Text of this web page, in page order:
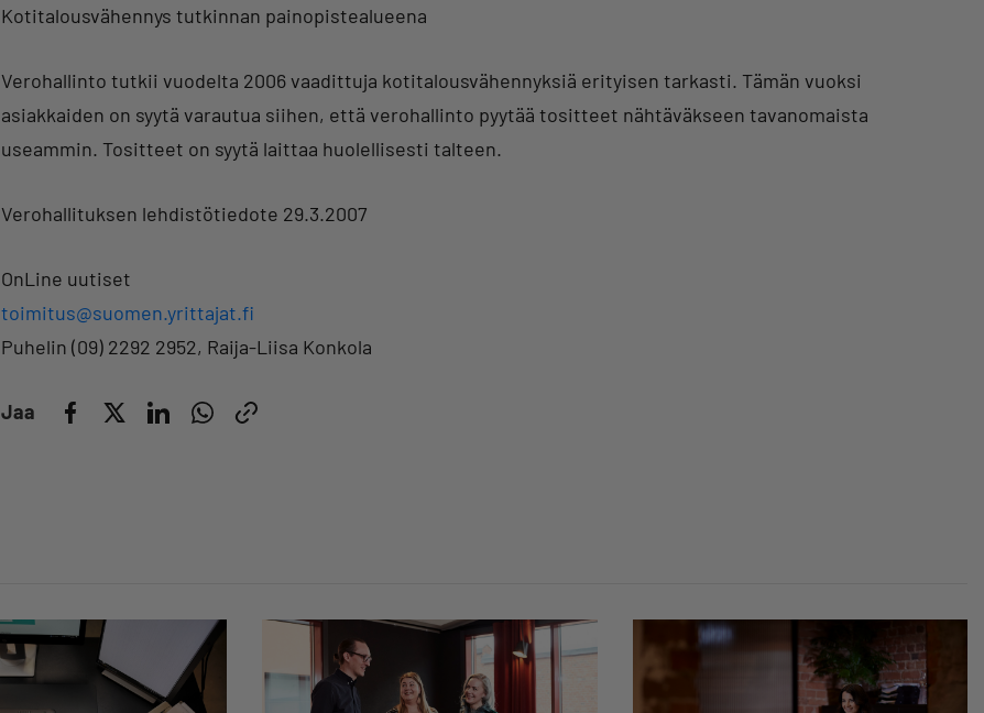
Kotitalousvähennys tutkinnan painopistealueena
Verohallinto tutkii vuodelta 2006 vaadittuja kotitalousvähennyksiä erityisen tarkasti. Tämän vuoksi
asiakkaiden on syytä varautua siihen, että verohallinto pyytää tositteet nähtäväkseen tavanomaista
useammin. Tositteet on syytä laittaa huolellisesti talteen.
Verohallituksen lehdistötiedote 29.3.2007
OnLine uutiset
toimitus@suomen.yrittajat.fi
Puhelin (09) 2292 2952, Raija-Liisa Konkola
Jaa